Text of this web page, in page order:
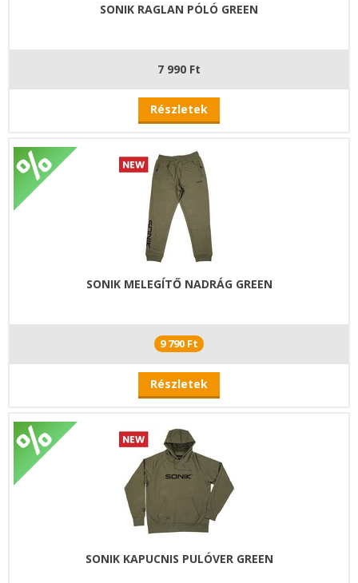
SONIK RAGLAN PÓLÓ GREEN
7 990 Ft
Részletek
SONIK MELEGÍTŐ NADRÁG GREEN
9 790 Ft
Részletek
SONIK KAPUCNIS PULÓVER GREEN